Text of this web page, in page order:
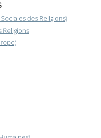
des Religions)
Religions